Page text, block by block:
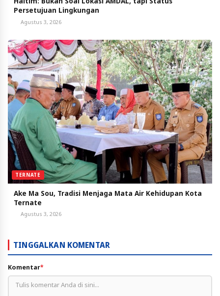
Persetujuan Lingkungan
Agustus 3, 2026
TERNATE
Ake Ma Sou, Tradisi Menjaga Mata Air Kehidupan Kota
Ternate
Agustus 3, 2026
TINGGALKAN KOMENTAR
Komentar*